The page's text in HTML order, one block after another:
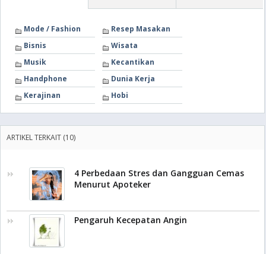
Mode / Fashion
Resep Masakan
Bisnis
Wisata
Musik
Kecantikan
Handphone
Dunia Kerja
Kerajinan
Hobi
ARTIKEL TERKAIT (10)
4 Perbedaan Stres dan Gangguan Cemas
Menurut Apoteker
Pengaruh Kecepatan Angin